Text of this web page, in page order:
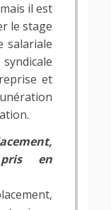
il est
le stage
salariale
et
pris en